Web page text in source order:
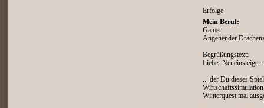
Erfolge
Mein Beruf:
Gamer
Angehender
Begrüßungstext:
Lieber
... der Du dieses
Winterquest mal